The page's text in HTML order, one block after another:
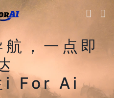
，一点即
i For Ai